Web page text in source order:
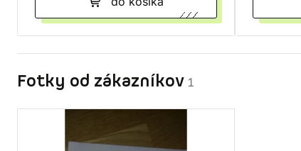
Fotky od zákazníkov 1